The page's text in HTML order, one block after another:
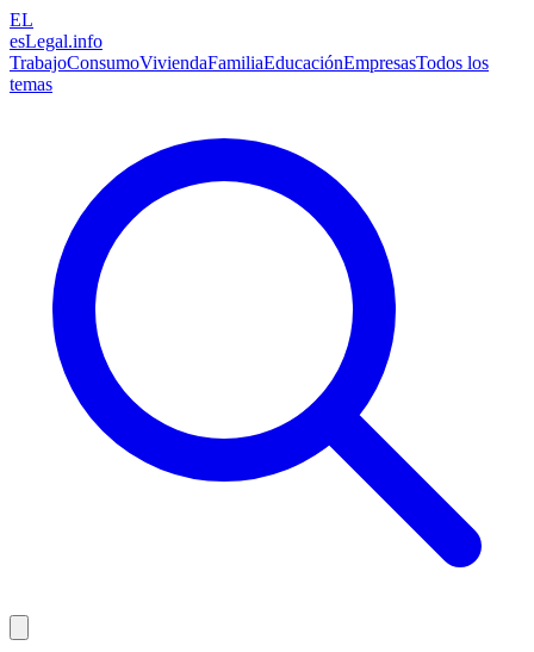
EL
esLegal.info
TrabajoConsumoViviendaFamiliaEducaciónEmpresasTodos los
temas